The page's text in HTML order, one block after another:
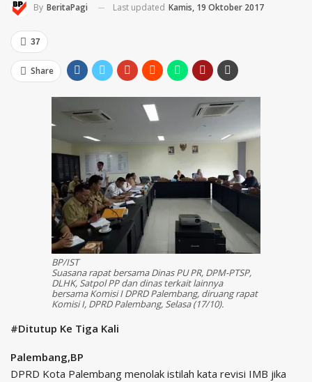
By BeritaPagi Last updated Kamis, 19 Oktober 2017
37
Share
BP/IST
Suasana rapat bersama Dinas PU PR, DPM-PTSP,
DLHK, Satpol PP dan dinas terkait lainnya
bersama Komisi I DPRD Palembang, diruang rapat
Komisi I, DPRD Palembang, Selasa (17/10).
#Ditutup Ke Tiga Kali
Palembang,BP
DPRD Kota Palembang menolak istilah kata revisi IMB jika